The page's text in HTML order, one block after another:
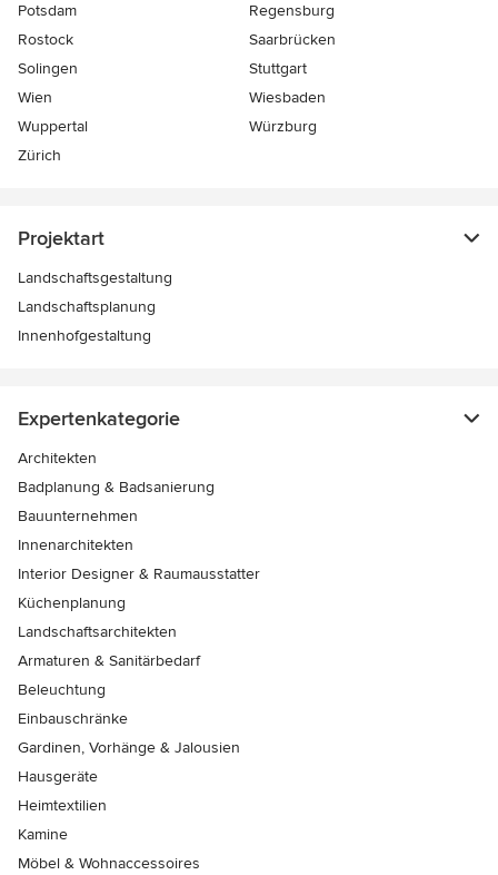
Potsdam
Regensburg
Rostock
Saarbrücken
Solingen
Stuttgart
Wien
Wiesbaden
Wuppertal
Würzburg
Zürich
Projektart
Landschaftsgestaltung
Landschaftsplanung
Innenhofgestaltung
Expertenkategorie
Architekten
Badplanung & Badsanierung
Bauunternehmen
Innenarchitekten
Interior Designer & Raumausstatter
Küchenplanung
Landschaftsarchitekten
Armaturen & Sanitärbedarf
Beleuchtung
Einbauschränke
Gardinen, Vorhänge & Jalousien
Hausgeräte
Heimtextilien
Kamine
Möbel & Wohnaccessoires